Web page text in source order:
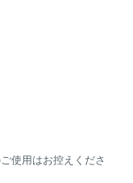
使用はお控えくださ